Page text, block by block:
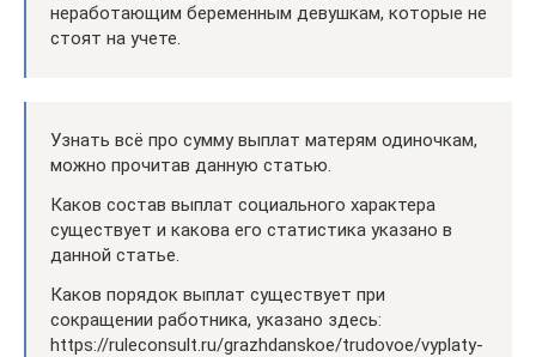
неработающим беременным девушкам, которые не
стоят на учете.
Узнать всё про сумму выплат матерям одиночкам,
можно прочитав данную статью.
Каков состав выплат социального характера
существует и какова его статистика указано в
данной статье.
Каков порядок выплат существует при
сокращении работника, указано здесь:
https://ruleconsult.ru/grazhdanskoe/trudovoe/vyplaty-